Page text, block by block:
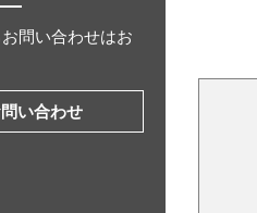
問い合わせはお
い合わせ